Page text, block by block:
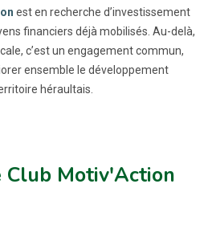
est en recherche d’investissement
financiers déjà mobilisés. Au-delà,
c’est un engagement commun,
ensemble le développement
héraultais.
Motiv'Action